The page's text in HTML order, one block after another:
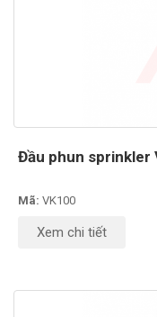
Đầu phun sprinkler
Mã: VK100
Xem chi tiết